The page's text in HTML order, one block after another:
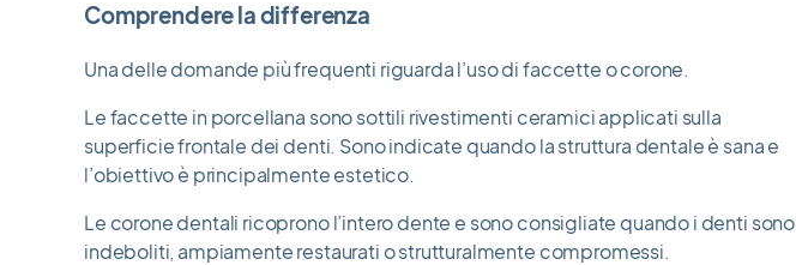
Comprendere la differenza
Una delle domande più frequenti riguarda l’uso di faccette o corone.
Le faccette in porcellana sono sottili rivestimenti ceramici applicati sulla
superficie frontale dei denti. Sono indicate quando la struttura dentale è sana e
l’obiettivo è principalmente estetico.
Le corone dentali ricoprono l’intero dente e sono consigliate quando i denti sono
indeboliti, ampiamente restaurati o strutturalmente compromessi.